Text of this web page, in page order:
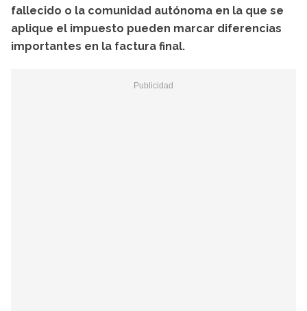
fallecido o la comunidad autónoma en la que se
aplique el impuesto pueden marcar diferencias
importantes en la factura final.